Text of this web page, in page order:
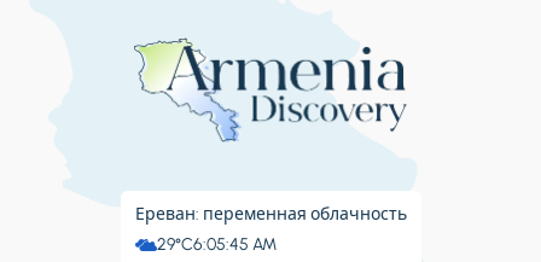
много раз разрушался и восстанавливался.
Ереван: переменная облачность
29°C6:05:46 AM